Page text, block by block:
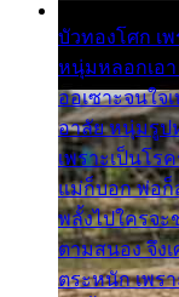
บัวทองโศก เ
หนุ่มหลอกเอา
ออเซาะจนใจ
อาลัย หนุ่มรูป
เพราะเป็นโร
แม่ก็บอก พ่อก็
พลั้งไปใครจะ
ตามสนอง จึง
ตระหนัก เพร